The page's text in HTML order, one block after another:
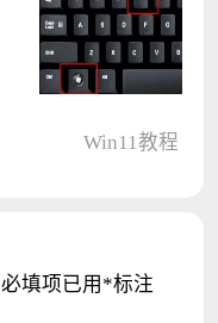
Win11教程
必填项已用 *标注